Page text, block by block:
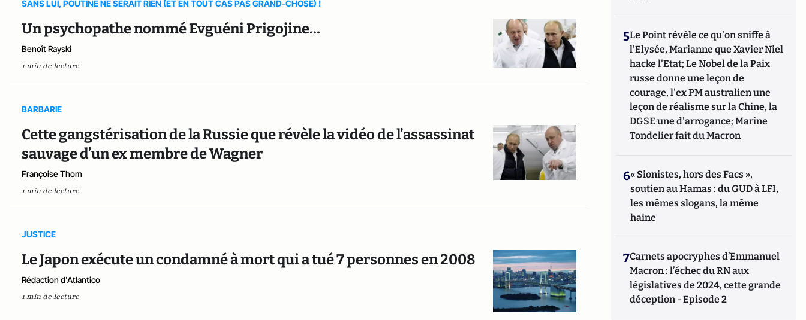
SANS LUI, POUTINE NE SERAIT RIEN (ET EN TOUT CAS PAS GRAND-CHOSE) !
Un psychopathe nommé Evguéni Prigojine…
Benoît Rayski
1 min de lecture
BARBARIE
Cette gangstérisation de la Russie que révèle la vidéo de l’assassinat
sauvage d’un ex membre de Wagner
Françoise Thom
1 min de lecture
JUSTICE
Le Japon exécute un condamné à mort qui a tué 7 personnes en 2008
Rédaction d'Atlantico
1 min de lecture
5Le Point révèle ce qu'on sniffe à
l'Elysée, Marianne que Xavier Niel
hacke l'Etat; Le Nobel de la Paix
russe donne une leçon de
courage, l'ex PM australien une
leçon de réalisme sur la Chine, la
DGSE une d'arrogance; Marine
Tondelier fait du Macron
6« Sionistes, hors des Facs »,
soutien au Hamas : du GUD à LFI,
les mêmes slogans, la même
haine
7Carnets apocryphes d’Emmanuel
Macron : l’échec du RN aux
législatives de 2024, cette grande
déception - Episode 2